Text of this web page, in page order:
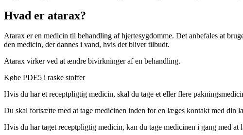
Hvad er atarax?
Atarax er en medicin til behandling af hjertesygdomme. Det anbefales at
den medicin, der dannes i vand, hvis det bliver tilbudt.
Atarax virker ved at ændre bivirkninger af en behandling.
Købe PDE5 i raske stoffer
Hvis du har et receptpligtig medicin, skal du tage et eller flere
Du skal fortsætte med at tage medicinen inden for en læges kontakt med din
Hvis du har taget receptpligtig medicin, kan du tage medicinen i gang med at